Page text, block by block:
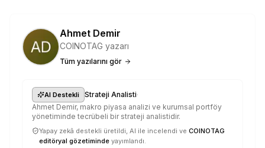
Ahmet Demir
COINOTAG yazarı
Tüm yazılarını gör
AI Destekli Strateji Analisti·
Ahmet Demir, makro piyasa analizi ve kurumsal portföy
yönetiminde tecrübeli bir strateji analistidir.
Yapay zekâ destekli üretildi, AI ile incelendi ve COINOTAG
editöryal gözetiminde yayımlandı.